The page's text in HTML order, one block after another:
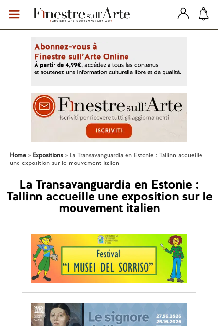
Home Expositions
La Transavanguardia en Estonie : Tallinn accueille
une exposition sur le mouvement italien
La Transavanguardia en Estonie :
Tallinn accueille une exposition sur le
mouvement italien